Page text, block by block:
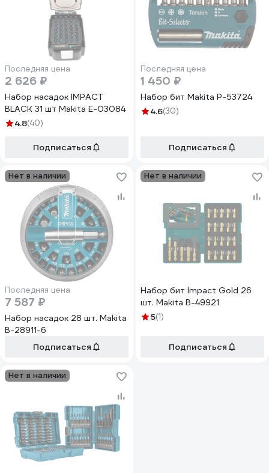
Последняя цена
2 626 ₽
Набор насадок IMPACT
BLACK 31 шт Makita E-03084
4.8(40)
Подписаться
Последняя цена
1 450 ₽
Набор бит Makita P-53724
4.6(30)
Подписаться
Нет в наличии
Последняя цена
7 587 ₽
Набор насадок 28 шт. Makita
B-28911-6
Подписаться
Нет в наличии
Набор бит Impact Gold 26
шт. Makita B-49921
5(1)
Подписаться
Нет в наличии